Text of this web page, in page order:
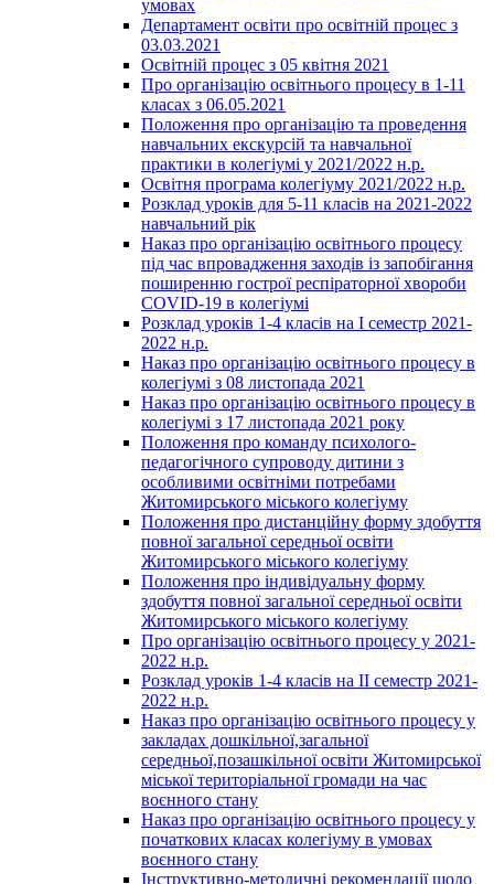
умовах
Департамент освіти про освітній процес з
03.03.2021
Освітній процес з 05 квітня 2021
Про організацію освітнього процесу в 1-11
класах з 06.05.2021
Положення про організацію та проведення
навчальних екскурсій та навчальної
практики в колегіумі у 2021/2022 н.р.
Освітня програма колегіуму 2021/2022 н.р.
Розклад уроків для 5-11 класів на 2021-2022
навчальний рік
Наказ про організацію освітнього процесу
під час впровадження заходів із запобігання
поширенню гострої респіраторної хвороби
COVID-19 в колегіумі
Розклад уроків 1-4 класів на І семестр 2021-
2022 н.р.
Наказ про організацію освітнього процесу в
колегіумі з 08 листопада 2021
Наказ про організацію освітнього процесу в
колегіумі з 17 листопада 2021 року
Положення про команду психолого-
педагогічного супроводу дитини з
особливими освітніми потребами
Житомирського міського колегіуму
Положення про дистанційну форму здобуття
повної загальної середньої освіти
Житомирського міського колегіуму
Положення про індивідуальну форму
здобуття повної загальної середньої освіти
Житомирського міського колегіуму
Про організацію освітнього процесу у 2021-
2022 н.р.
Розклад уроків 1-4 класів на ІІ семестр 2021-
2022 н.р.
Наказ про організацію освітнього процесу у
закладах дошкільної,загальної
середньої,позашкільної освіти Житомирської
міської територіальної громади на час
воєнного стану
Наказ про організацію освітнього процесу у
початкових класах колегіуму в умовах
воєнного стану
Інструктивно-методичні рекомендації щодо